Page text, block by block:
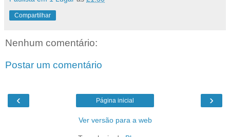
Compartilhar
Nenhum comentário:
Postar um comentário
‹ ›
Página inicial
Ver versão para a web